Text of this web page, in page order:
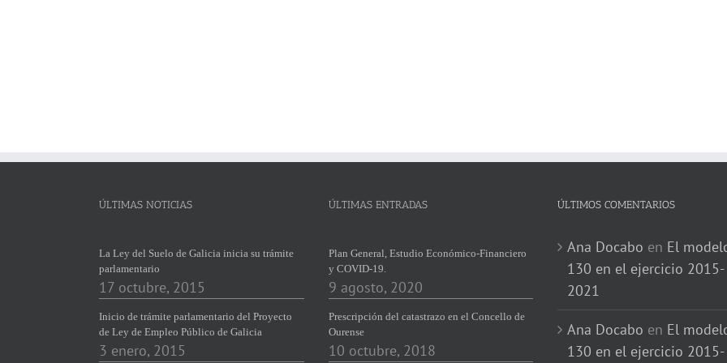
ÚLTIMAS NOTICIAS
La Ley del Suelo de Galicia inicia su trámite
parlamentario
17 octubre, 2015
Inicio de trámite parlamentario del Proyecto
de Ley de Empleo Público de Galicia
3 enero, 2015
ÚLTIMAS ENTRADAS
Plan General, Estudio Económico-Financiero
y COVID-19.
9 agosto, 2020
Prescripción del catastrazo en el Concello de
Ourense
10 octubre, 2018
ÚLTIMOS COMENTARIOS
Ana Docabo en El
130 en el ejercicio 2015-
2021
Ana Docabo en El
130 en el ejercicio 2015-